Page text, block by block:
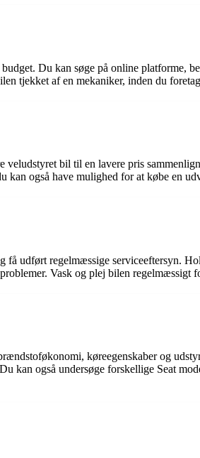
Du kan søge på online platforme,
tjekket af en mekaniker, inden du
bil til en lavere pris
kan også have mulighed for at købe en
udført regelmæssige serviceeftersyn.
Vask og plej bilen regelmæssigt
køreegenskaber og
kan også undersøge forskellige Seat